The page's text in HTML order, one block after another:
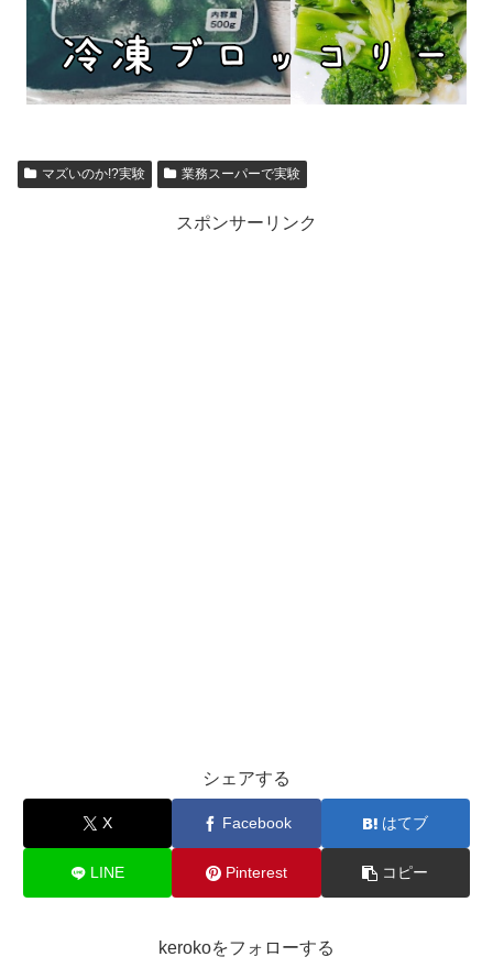
マズいのか!?実験 業務スーパーで実験
スポンサーリンク
シェアする
X Facebook はてブ
LINE Pinterest コピー
kerokoをフォローする